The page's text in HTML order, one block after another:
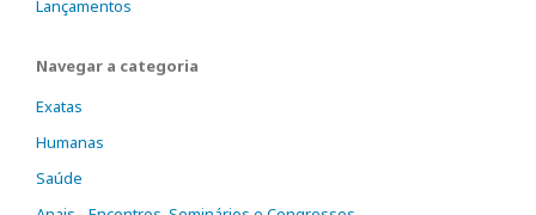
Lançamentos
Navegar a categoria
Exatas
Humanas
Saúde